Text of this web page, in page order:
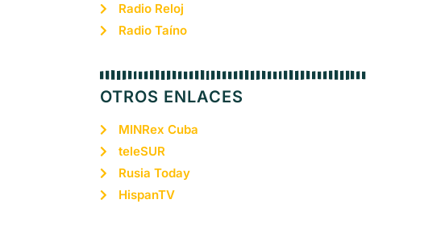
Radio Reloj
Radio Taíno
OTROS ENLACES
MINRex Cuba
teleSUR
Rusia Today
HispanTV